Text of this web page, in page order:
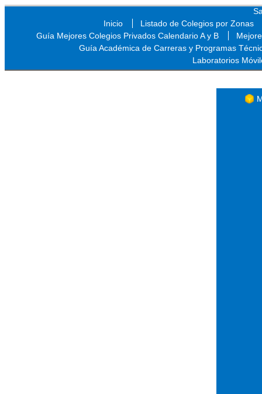
Inicio
Listado de Colegios por Zonas
Guía Mejores Colegios Privados Calendario A y B
Guía Académica de Carreras y Programas
Laboratorios